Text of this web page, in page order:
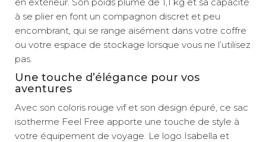
à se plier en font un compagnon discret et peu
encombrant, qui se range aisément dans votre coffre
ou votre espace de stockage lorsque vous ne l’utilisez
pas.
Une touche d’élégance pour vos
aventures
Avec son coloris rouge vif et son design épuré, ce sac
isotherme Feel Free apporte une touche de style à
votre équipement de voyage. Le logo Isabella et